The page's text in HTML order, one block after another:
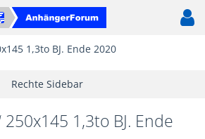
1,3to BJ. Ende 2020
250x145 1,3to BJ. Ende